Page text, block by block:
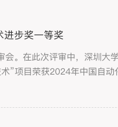
步奖一等奖
。在此次评审中，深圳大
”项目荣获2024年中国自动